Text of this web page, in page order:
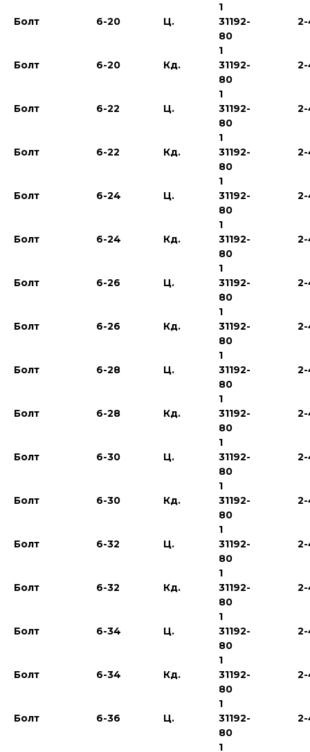
Болт 6-20 Ц.
1
31192-
80
Болт 6-20 Кд.
1
31192-
80
Болт 6-22 Ц.
1
31192-
80
Болт 6-22 Кд.
1
31192-
80
Болт 6-24 Ц.
1
31192-
80
Болт 6-24 Кд.
1
31192-
80
Болт 6-26 Ц.
1
31192-
80
Болт 6-26 Кд.
1
31192-
80
Болт 6-28 Ц.
1
31192-
80
Болт 6-28 Кд.
1
31192-
80
Болт 6-30 Ц.
1
31192-
80
Болт 6-30 Кд.
1
31192-
80
Болт 6-32 Ц.
1
31192-
80
Болт 6-32 Кд.
1
31192-
80
Болт 6-34 Ц.
1
31192-
80
Болт 6-34 Кд.
1
31192-
80
Болт 6-36 Ц.
1
31192-
80
1